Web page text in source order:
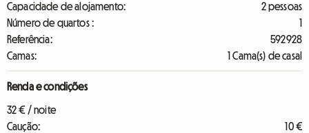
Capacidade de alojamento:
2 pessoas
Número de quartos :
1
Referência:
592928
Camas:
1 Cama(s) de casal
Renda e condições
32 € / noite
Caução:
10 €